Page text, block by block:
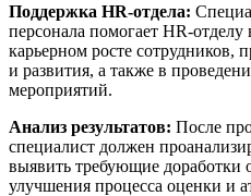
Поддержка HR-отдела:
персонала помогает HR-
карьерном росте сотрудников,
и развития, а также в
мероприятий.
Анализ результатов: После
специалист должен
выявить требующие доработки
улучшения процесса оценки и